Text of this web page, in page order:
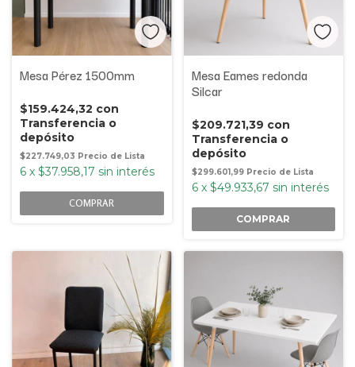
Mesa Pérez 1500mm
$227.749,03
$159.424,32 con
Transferencia o
depósito
6 x $37.958,17 sin interés
COMPRAR
Mesa Eames redonda
Silcar
$299.601,99
$209.721,39 con
Transferencia o
depósito
6 x $49.933,67 sin interés